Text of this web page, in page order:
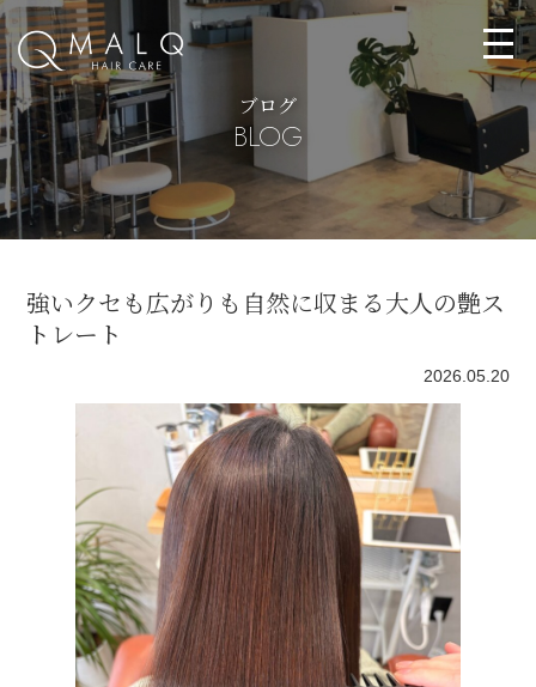
ブログ
BLOG
強いクセも広がりも自然に収まる大人の艶ス
トレート
2026.05.20